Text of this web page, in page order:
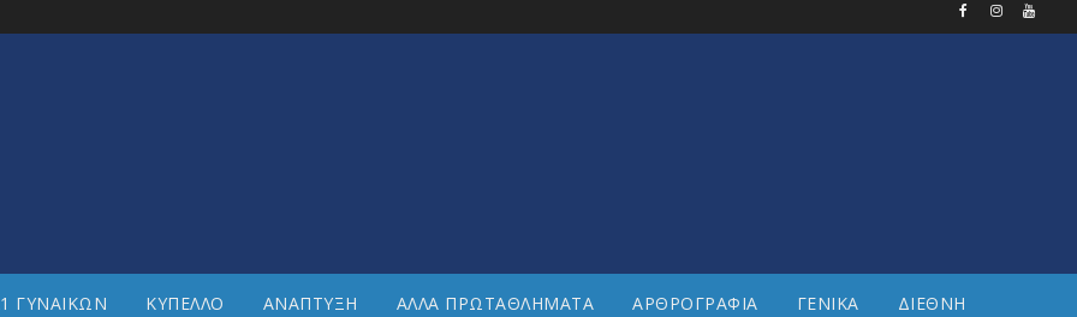
ΓΥΝΑΙΚΩΝ ΚΥΠΕΛΛΟ ΑΝΑΠΤΥΞΗ ΑΛΛΑ ΠΡΩΤΑΘΛΗΜΑΤΑ ΑΡΘΡΟΓΡΑΦΙΑ ΓΕΝΙΚΑ ΔΙΕΘΝΗ